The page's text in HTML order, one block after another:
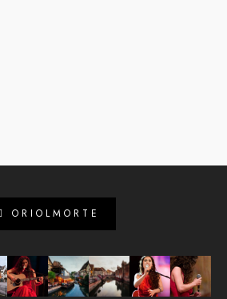
ORIOLMORTE